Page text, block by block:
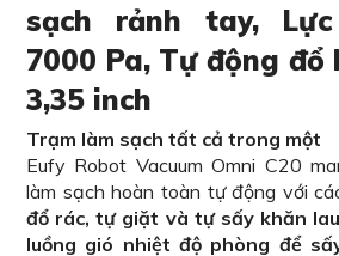
sạch rảnh tay,
7000 Pa, Tự động đổ
3,35 inch
Trạm làm sạch tất cả trong một
Eufy Robot Vacuum Omni C20
làm sạch hoàn toàn tự động với
đổ rác, tự giặt và tự sấy khăn lau
luồng gió nhiệt độ phòng để